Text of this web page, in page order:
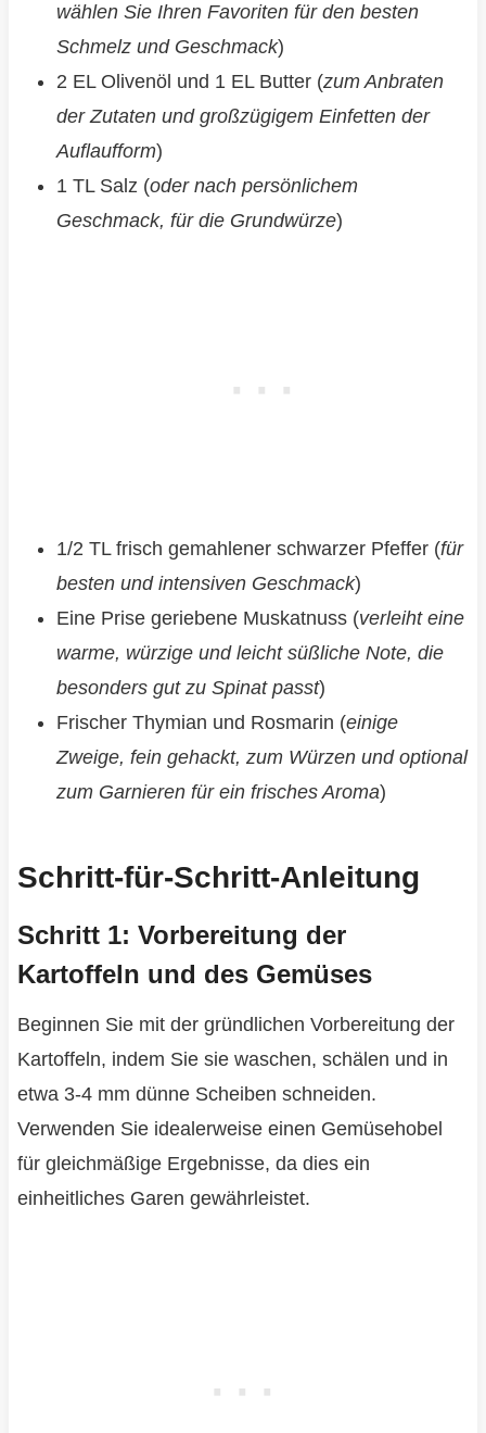
wählen Sie Ihren Favoriten für den besten
Schmelz und Geschmack)
2 EL Olivenöl und 1 EL Butter (zum Anbraten
der Zutaten und großzügigem Einfetten der
Auflaufform)
1 TL Salz (oder nach persönlichem
Geschmack, für die Grundwürze)
1/2 TL frisch gemahlener schwarzer Pfeffer (für
besten und intensiven Geschmack)
Eine Prise geriebene Muskatnuss (verleiht eine
warme, würzige und leicht süßliche Note, die
besonders gut zu Spinat passt)
Frischer Thymian und Rosmarin (einige
Zweige, fein gehackt, zum Würzen und optional
zum Garnieren für ein frisches Aroma)
Schritt-für-Schritt-Anleitung
Schritt 1: Vorbereitung der
Kartoffeln und des Gemüses
Beginnen Sie mit der gründlichen Vorbereitung der
Kartoffeln, indem Sie sie waschen, schälen und in
etwa 3-4 mm dünne Scheiben schneiden.
Verwenden Sie idealerweise einen Gemüsehobel
für gleichmäßige Ergebnisse, da dies ein
einheitliches Garen gewährleistet.